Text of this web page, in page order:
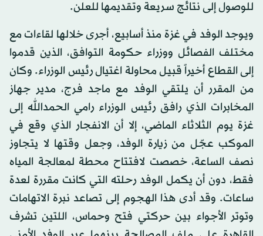
للوصول إلى نتائج سريعة وتقديمها للعلن.
ويوجد الوفد في غزة منذ أسابيع، أجرى خلالها لقاءات مع
مختلف الفصائل ووزراء حكومة التوافق، الذين قدموا
إلى القطاع أخيراً قبيل محاولة اغتيال رئيس الوزراء. وكان
من المقرر أن يلتقي الوفد مع ماجد فرج، مدير جهاز
المخابرات الذي رافق رئيس الوزراء رامي الحمدالله إلى
غزة يوم الثلاثاء الماضي، إلا أن الانفجار الذي وقع في
الموكب عجّل من زيارة الوفد، وجعل وقتها لا يتجاوز
نصف الساعة، خصصت لافتتاح محطة لمعالجة المياه
فقط، دون أن يكمل الوفد رحلته التي كانت مقررة لعدة
ساعات. وقد أدى هذا الهجوم إلى تصاعد نبرة الاتهامات
وتوتر الأجواء بين حركتي فتح وحماس، اللتين تشرف